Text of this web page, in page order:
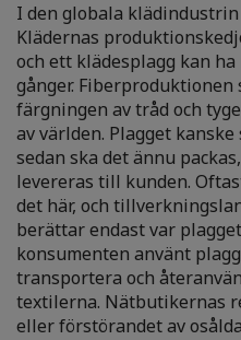
I den globala
Klädernas
och ett klädesplagg kan
gånger.
färgningen av tråd och
av världen. Plagget
sedan ska det ännu
levereras till kunden.
det här, och
berättar endast var
konsumenten använt
transportera och
textilerna. Nätbutikernas
eller förstörandet av